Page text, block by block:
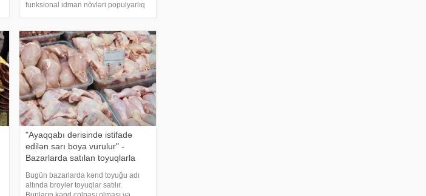
funksional idman növləri populyarlıq
aktivləşdiyini, bədənin özünü daha
dərindən his
"Ayaqqabı dərisində istifadə
edilən sarı boya vurulur" -
Bazarlarda satılan toyuqlarla
Bugün bazarlarda kənd toyuğu adı
altında broyler toyuqlar satılır.